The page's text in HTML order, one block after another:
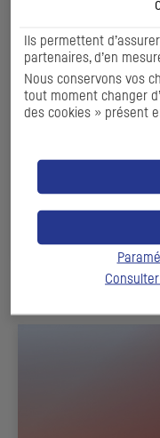
DÉCOUVRIR
NOS
Ils permettent
partenaires, d’en
Nous conservons vos
tout moment changer
des cookies » présent